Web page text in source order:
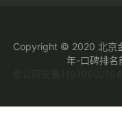
Copyright © 2020 北京
年-口碑排名